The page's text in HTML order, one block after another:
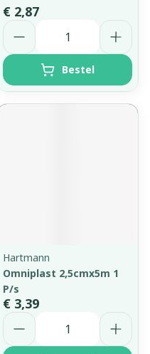
€ 2,87
Aantal
Bestel
Hartmann
Omniplast 2,5cmx5m 1
P/s
€ 3,39
Aantal